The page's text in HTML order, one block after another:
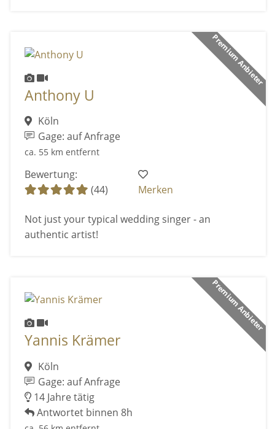
Premium Anbieter
Anthony U
Köln
Gage: auf Anfrage
ca. 55 km entfernt
Bewertung:
(44)
Merken
Not just your typical wedding singer - an
authentic artist!
Premium Anbieter
Yannis Krämer
Köln
Gage: auf Anfrage
14 Jahre tätig
Antwortet binnen 8h